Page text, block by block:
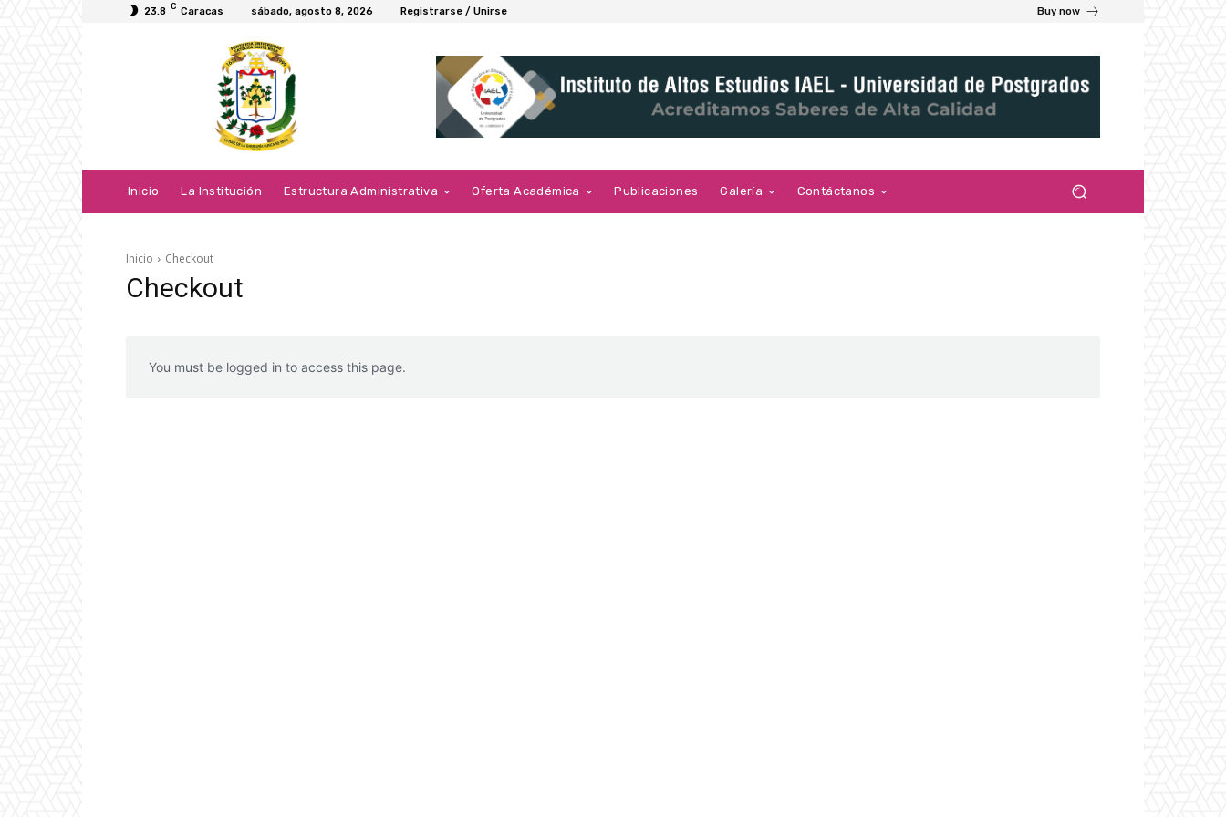
23.8 C Caracas sábado, agosto 8, 2026 Registrarse / Unirse Buy now
Inicio La Institución Estructura Administrativa Oferta Académica Publicaciones Galería Contáctanos
Inicio Checkout
Checkout
You must be logged in to access this page.